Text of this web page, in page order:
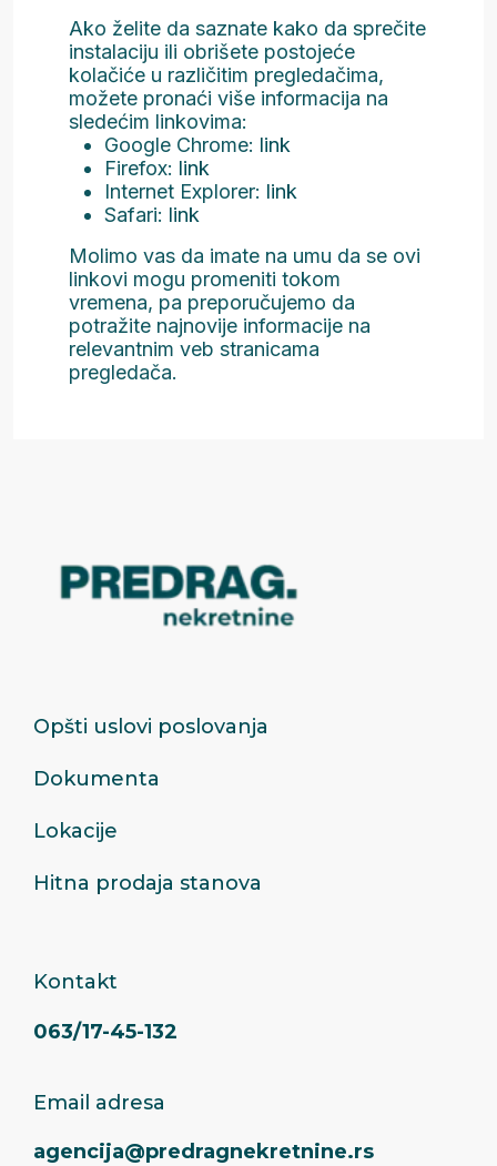
Ako želite da saznate kako da sprečite
instalaciju ili obrišete postojeće
kolačiće u različitim pregledačima,
možete pronaći više informacija na
sledećim linkovima:
Google Chrome: link
Firefox: link
Internet Explorer: link
Safari: link
Molimo vas da imate na umu da se ovi
linkovi mogu promeniti tokom
vremena, pa preporučujemo da
potražite najnovije informacije na
relevantnim veb stranicama
pregledača.
Opšti uslovi poslovanja
Dokumenta
Lokacije
Hitna prodaja stanova
Kontakt
063/17-45-132
Email adresa
agencija@predragnekretnine.rs